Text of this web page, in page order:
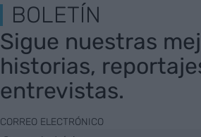
BOLETÍN
Sigue nuestras
historias,
entrevistas.
CORREO ELECTRÓNICO